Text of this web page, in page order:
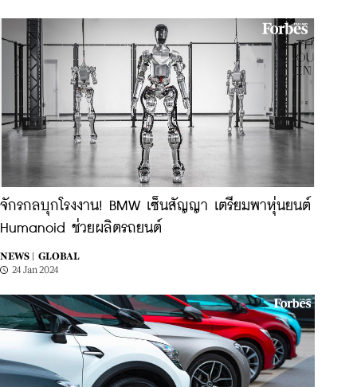
จักรกลบุกโรงงาน! BMW เซ็นสัญญา เตรียมพาหุ่นยนต์
Humanoid ช่วยผลิตรถยนต์
NEWS |
GLOBAL
24 Jan 2024